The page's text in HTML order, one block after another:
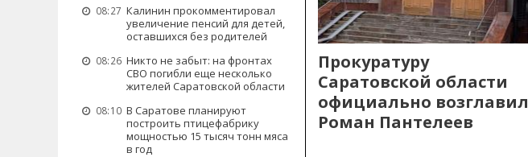
08:27 Калинин прокомментировал
увеличение пенсий для детей,
оставшихся без родителей
08:26 Никто не забыт: на фронтах
СВО погибли еще несколько
жителей Саратовской области
08:10 В Саратове планируют
построить птицефабрику
мощностью 15 тысяч тонн мяса
в год
Прокуратуру
Саратовской области
официально возглавил
Роман Пантелеев